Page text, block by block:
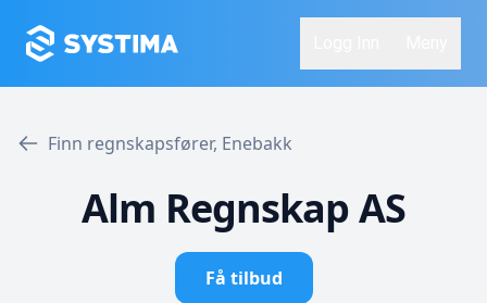
Finn regnskapsfører, Enebakk
Alm Regnskap AS
Få tilbud